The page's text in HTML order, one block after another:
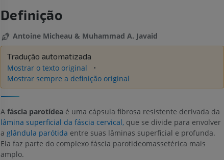
Definição
Antoine Micheau & Muhammad A. Javaid
Tradução automatizada
Mostrar o texto original
Mostrar sempre a definição original
A fáscia parotídeaé uma cápsula fibrosa resistente derivada da
lâmina superficial da fáscia cervical,que se divide para envolver
a glândula parótida entre suas lâminas superficial e profunda.
Ela faz parte do complexo fáscia parotideomassetérica mais
amplo.